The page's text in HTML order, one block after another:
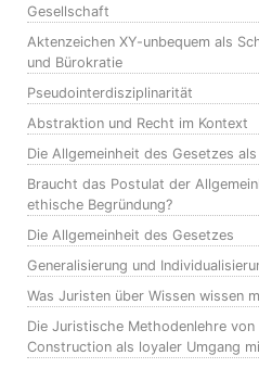
Gesellschaft
Aktenzeichen XY-unbequem als
und Bürokratie
Pseudointerdisziplinarität
Abstraktion und Recht im Kontext
Die Allgemeinheit des Gesetzes
Braucht das Postulat der
ethische Begründung?
Die Allgemeinheit des Gesetzes
Generalisierung und
Was Juristen über Wissen wissen
Die Juristische Methodenlehre von
Construction als loyaler Umgang